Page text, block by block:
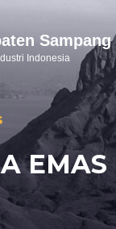
Sampang
Indonesia
EMAS